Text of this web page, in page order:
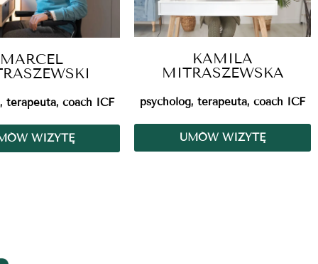
MARCEL
terapeuta, coach ICF
WIZYTĘ
KAMILA
MITRASZEWSKA
psycholog, terapeuta, coach ICF
UMÓW WIZYTĘ